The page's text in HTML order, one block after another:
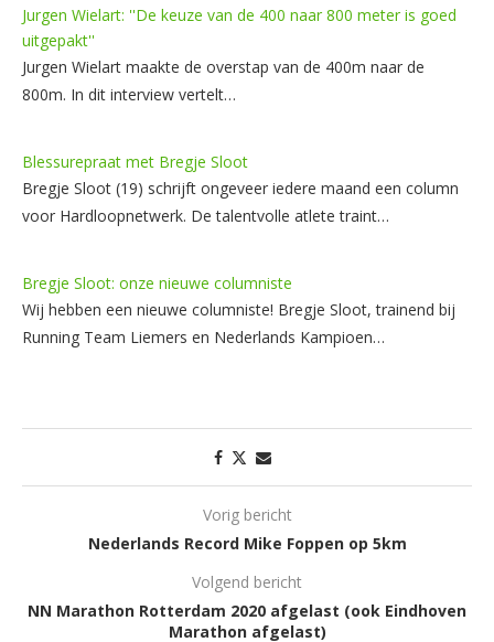
Jurgen Wielart: ''De keuze van de 400 naar 800 meter is goed
uitgepakt''
Jurgen Wielart maakte de overstap van de 400m naar de
800m. In dit interview vertelt…
Blessurepraat met Bregje Sloot
Bregje Sloot (19) schrijft ongeveer iedere maand een column
voor Hardloopnetwerk. De talentvolle atlete traint…
Bregje Sloot: onze nieuwe columniste
Wij hebben een nieuwe columniste! Bregje Sloot, trainend bij
Running Team Liemers en Nederlands Kampioen…
Vorig bericht
Nederlands Record Mike Foppen op 5km
Volgend bericht
NN Marathon Rotterdam 2020 afgelast (ook Eindhoven
Marathon afgelast)